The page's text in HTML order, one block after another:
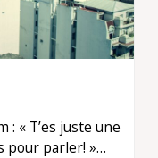
: « T’es juste une
pour parler! »…